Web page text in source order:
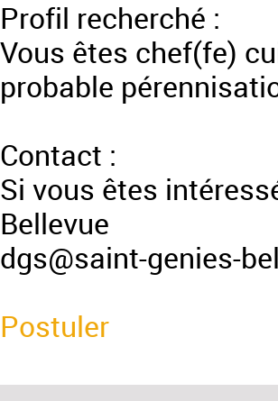
Profil recherché :
Vous êtes chef(fe)
probable
Contact :
Si vous êtes
Bellevue
dgs@saint-genies-
Postuler